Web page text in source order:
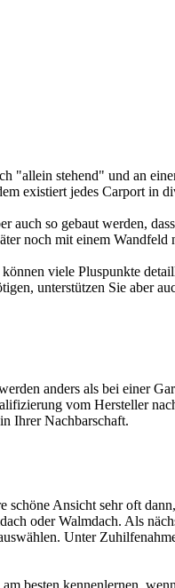
stehend" und an
existiert jedes Carport in
so gebaut werden,
noch mit einem Wandfeld
viele Pluspunkte
unterstützen Sie aber
anders als bei einer
vom Hersteller
Ihrer Nachbarschaft.
Ansicht sehr oft
oder Walmdach. Als
Unter